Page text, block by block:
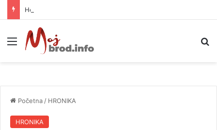
Helikopter ponovo gasi vatru u selima kod Trebinja
Meni
Početna / HRONIKA
HRONIKA